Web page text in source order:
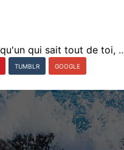
Un ami, c'est quelqu'un qui sait
TUMBLR GOOGLE